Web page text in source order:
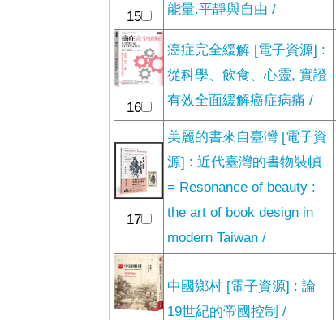
15
能量.平靜與自由 /
16
癌症完全緩解 [電子資源] :
從科學、飲食、心靈, 實證
有效全面緩解癌症病痛 /
17
美麗的書來自臺灣 [電子資
源] : 近代臺灣的書物裝幀
= Resonance of beauty :
the art of book design in
modern Taiwan /
中國鄉村 [電子資源] : 論
19世紀的帝國控制 /